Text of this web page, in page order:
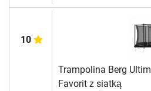
10
Trampolina Berg Ultim
Favorit z siatką